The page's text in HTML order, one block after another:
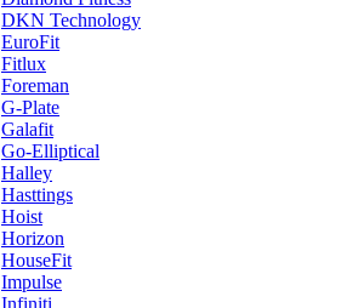
DKN Technology
EuroFit
Fitlux
Foreman
G-Plate
Galafit
Go-Elliptical
Halley
Hasttings
Hoist
Horizon
HouseFit
Impulse
Infiniti